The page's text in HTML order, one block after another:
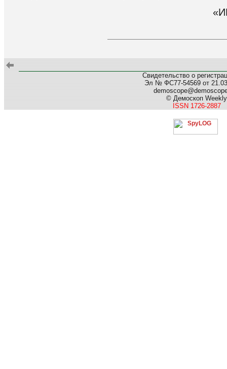
Свидетельство о
Эл № ФС77-54569 от
© Демоскоп Weekly
ISSN 1726-2887